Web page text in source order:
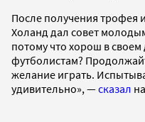
После получения трофея
Холанд дал совет
потому что хорош в
футболистам?
желание играть.
удивительно», —сказал